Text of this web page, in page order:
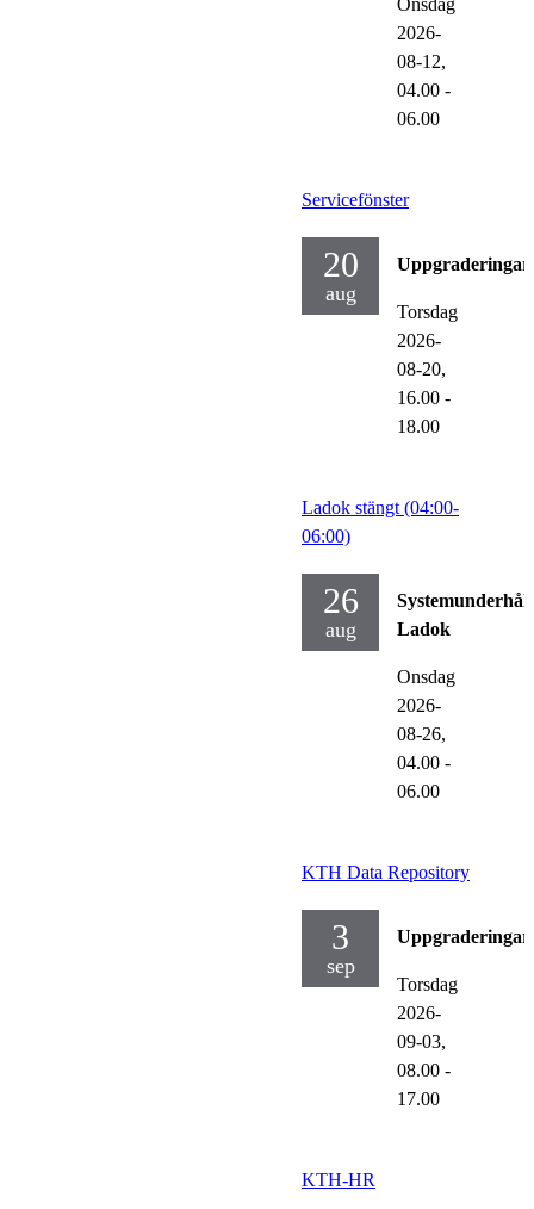
2026-
08-12,
04.00 -
06.00
Servicefönster
20
aug
Uppgraderingar
Torsdag
2026-
08-20,
16.00 -
18.00
Ladok stängt (04:00-
06:00)
26
aug
Systemunderhåll
Ladok
Onsdag
2026-
08-26,
04.00 -
06.00
KTH Data Repository
3
sep
Uppgraderingar
Torsdag
2026-
09-03,
08.00 -
17.00
KTH-HR